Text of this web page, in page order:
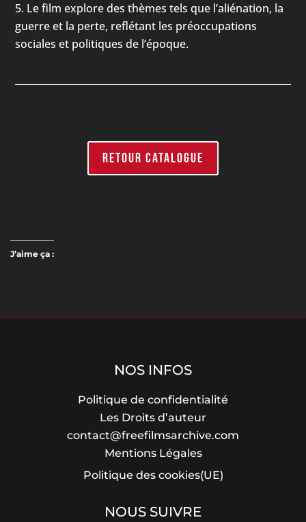
Le film explore des thèmes tels que l’aliénation, la
guerre et la perte, reflétant les préoccupations
sociales et politiques de l’époque.
RETOUR CATALOGUE
J’aime ça :
NOS INFOS
Politique de confidentialité
Les Droits d’auteur
contact@freefilmsarchive.com
Mentions Légales
Politique des cookies(UE)
NOUS SUIVRE